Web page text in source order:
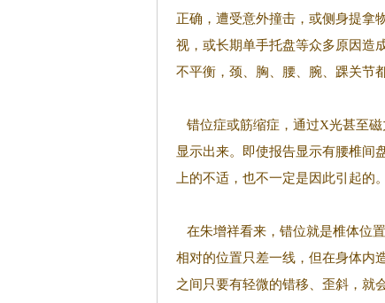
正确，遭受意外撞击，或侧身提拿
视，或长期单手托盘等众多原因造成
不平衡，颈、胸、腰、腕、踝关节
错位症或筋缩症，通过X光甚至
显示出来。即使报告显示有腰椎间
上的不适，也不一定是因此引起的。
在朱增祥看来，错位就是椎体位
相对的位置只差一线，但在身体内
之间只要有轻微的错移、歪斜，就